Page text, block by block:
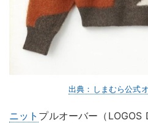
出典：しまむら公式
ニット プルオーバー（LOGOS